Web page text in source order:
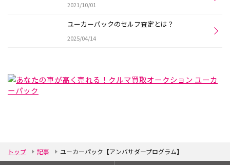
2021/10/01
ユーカーパックのセルフ査定とは？
2025/04/14
トップ 記事 ユーカーパック【アンバサダープログラム】